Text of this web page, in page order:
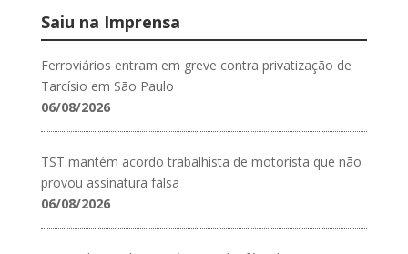
Saiu na Imprensa
Ferroviários entram em greve contra privatização de
Tarcísio em São Paulo
06/08/2026
TST mantém acordo trabalhista de motorista que não
provou assinatura falsa
06/08/2026